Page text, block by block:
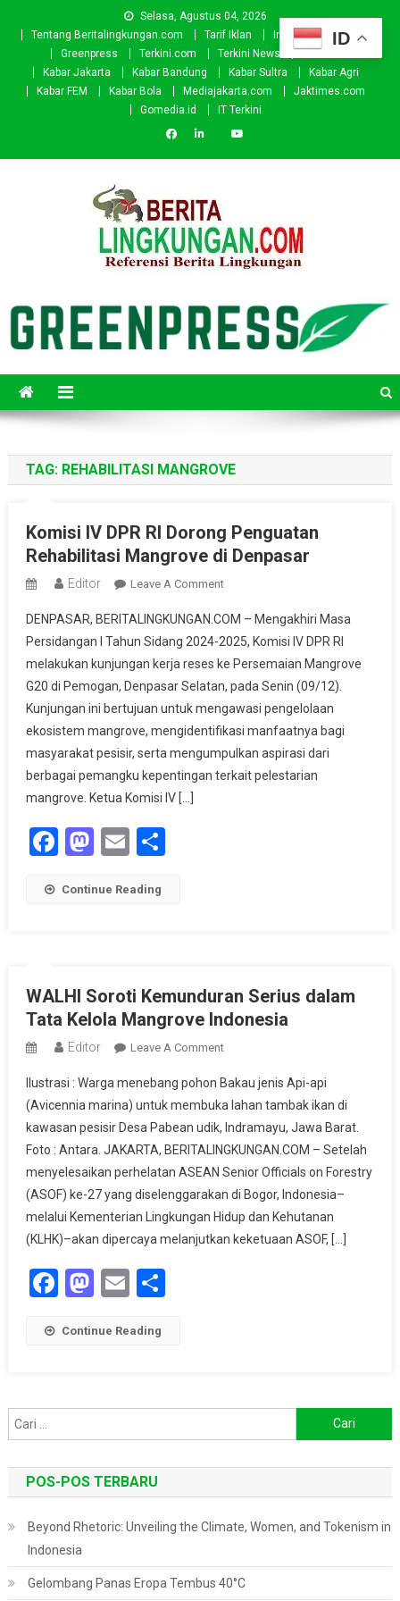
Selasa, Agustus 04, 2026
Tentang Beritalingkungan.com
Tarif Iklan Investor
Donasi
Greenpress
Terkini.com Terkini News
Kabar.id
Kabar Jakarta
Kabar Bandung Kabar Sultra
Kabar Agri
Kabar FEM
Kabar Bola Mediajakarta.com
Jaktimes.com
Gomedia.id
IT Terkini
TAG: REHABILITASI MANGROVE
Komisi IV DPR RI Dorong Penguatan
Rehabilitasi Mangrove di Denpasar
Editor Leave A CommentOn
IV
DPR
RI
Dorong
Penguatan
Rehabilitasi
Mangrove
Di
DENPASAR, BERITALINGKUNGAN.COM – Mengakhiri Masa
Persidangan I Tahun Sidang 2024-2025, Komisi IV DPR RI
melakukan kunjungan kerja reses ke Persemaian Mangrove
G20 di Pemogan, Denpasar Selatan, pada Senin (09/12).
Kunjungan ini bertujuan untuk mengawasi pengelolaan
ekosistem mangrove, mengidentifikasi manfaatnya bagi
masyarakat pesisir, serta mengumpulkan aspirasi dari
berbagai pemangku kepentingan terkait pelestarian
mangrove. Ketua Komisi IV […]
Facebook
Mastodon
EmailShare
Continue Reading
WALHI Soroti Kemunduran Serius dalam
Tata Kelola Mangrove Indonesia
Editor Leave A CommentOn
Soroti
Kemunduran
Serius
Dalam
Tata
Kelola
Mangrove
Indonesia
Ilustrasi : Warga menebang pohon Bakau jenis Api-api
(Avicennia marina) untuk membuka lahan tambak ikan di
kawasan pesisir Desa Pabean udik, Indramayu, Jawa Barat.
Foto : Antara. JAKARTA, BERITALINGKUNGAN.COM – Setelah
menyelesaikan perhelatan ASEAN Senior Officials on Forestry
(ASOF) ke-27 yang diselenggarakan di Bogor, Indonesia–
melalui Kementerian Lingkungan Hidup dan Kehutanan
(KLHK)–akan dipercaya melanjutkan keketuaan ASOF, […]
Facebook
Mastodon
EmailShare
Continue Reading
untuk:
POS-POS TERBARU
Beyond Rhetoric: Unveiling the Climate, Women, and Tokenism in
Indonesia
Gelombang Panas Eropa Tembus 40°C
ID